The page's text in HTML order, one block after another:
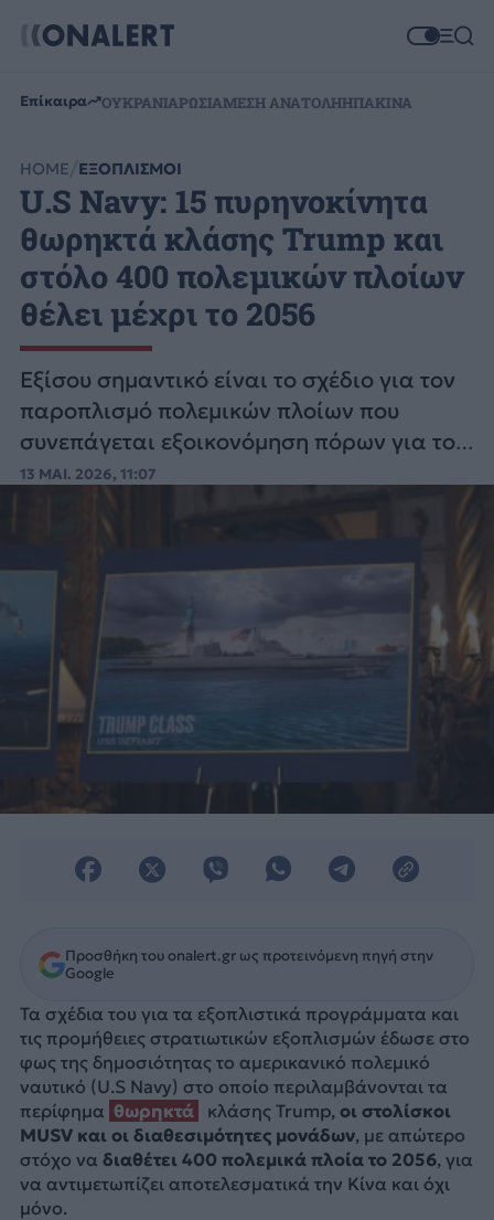
Επίκαιρα ΟΥΚΡΑΝΙΑΡΩΣΙΑΜΕΣΗ ΑΝΑΤΟΛΗΗΠΑΚΙΝΑ
HOME ΕΞΟΠΛΙΣΜΟΙ
U.S Navy: 15 πυρηνοκίνητα
θωρηκτά κλάσης Trump και
στόλο 400 πολεμικών πλοίων
θέλει μέχρι το 2056
Εξίσου σημαντικό είναι το σχέδιο για τον
παροπλισμό πολεμικών πλοίων που
συνεπάγεται εξοικονόμηση πόρων για το
U.S Navy.
13 ΜΑΙ. 2026, 11:07
Προσθήκη του onalert.gr ως προτεινόμενη πηγή στην
Google
Τα σχέδια του για τα εξοπλιστικά προγράμματα και
τις προμήθειες στρατιωτικών εξοπλισμών έδωσε στο
φως της δημοσιότητας το αμερικανικό πολεμικό
ναυτικό (U.S Navy) στο οποίο περιλαμβάνονται τα
περίφημα θωρηκτά κλάσης Trump, οι στολίσκοι
MUSV και οι διαθεσιμότητες μονάδων, με απώτερο
στόχο να διαθέτει 400 πολεμικά πλοία το 2056, για
να αντιμετωπίζει αποτελεσματικά την Κίνα και όχι
μόνο.